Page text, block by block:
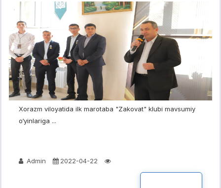
Xorazm viloyatida ilk marotaba "Zakovat" klubi mavsumiy
o‘yinlariga ...
Admin 2022-04-22